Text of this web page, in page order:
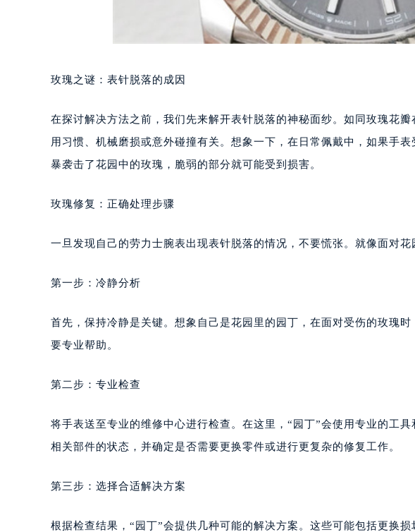
玫瑰之谜：表针脱落的成因
在探讨解决方法之前，我们先来解开表针脱落的神秘面纱。如同玫瑰花
用习惯、机械磨损或意外碰撞有关。想象一下，在日常佩戴中，如果手
暴袭击了花园中的玫瑰，脆弱的部分就可能受到损害。
玫瑰修复：正确处理步骤
一旦发现自己的劳力士腕表出现表针脱落的情况，不要慌张。就像面对
第一步：冷静分析
首先，保持冷静是关键。想象自己是花园里的园丁，在面对受伤的玫瑰
要专业帮助。
第二步：专业检查
将手表送至专业的维修中心进行检查。在这里，“园丁”会使用专业的工
相关部件的状态，并确定是否需要更换零件或进行更复杂的修复工作。
第三步：选择合适解决方案
根据检查结果，“园丁”会提供几种可能的解决方案。这些可能包括更换